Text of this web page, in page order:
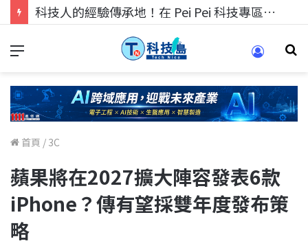
科技人的經驗傳承地！在 Pei Pei 科技專區，與學弟妹交流最硬核的技術
首頁 / 3C
蘋果將在2027擴大陣容發表6款
iPhone？傳有望採雙年度發布策
略